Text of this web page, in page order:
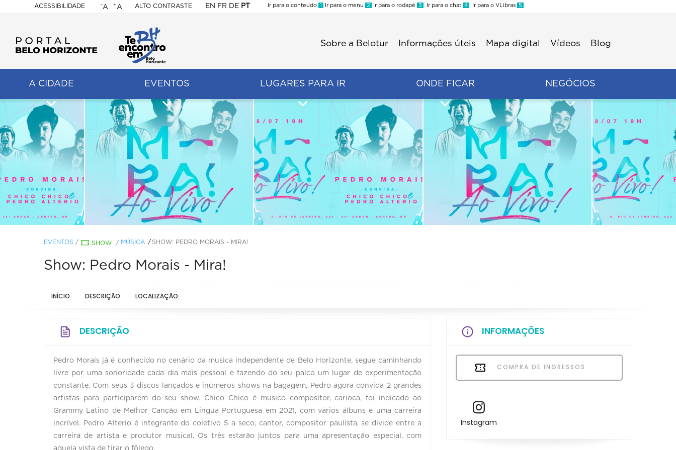
ACESSIBILIDADE
BELO
HORIZONTE
-A +A ALTO CONTRASTE EN FR DE PT
Ir para o conteúdo 1 Ir para o menu 2 Ir para o rodapé 3 Ir para o chat 4 Ir para o VLibras 5
Sobre a Belotur Informações úteis Mapa digital Vídeos Blog
A CIDADE EVENTOS LUGARES PARA IR ONDE FICAR NEGÓCIOS
EVENTOS / SHOW / MÚSICA SHOW: PEDRO MORAIS - MIRA!
Show: Pedro Morais - Mira!
INÍCIO DESCRIÇÃO LOCALIZAÇÃO
DESCRIÇÃO
Pedro Morais já é conhecido no cenário da musica independente de Belo Horizonte, segue caminhando
livre por uma sonoridade cada dia mais pessoal e fazendo do seu palco um lugar de experimentação
constante. Com seus 3 discos lançados e inúmeros shows na bagagem, Pedro agora convida 2 grandes
artistas para participarem do seu show. Chico Chico é musico compositor, carioca, foi indicado ao
Grammy Latino de Melhor Canção em Lingua Portuguesa em 2021, com vários álbuns e uma carreira
incrível. Pedro Alterio é integrante do coletivo 5 a seco, cantor, compositor paulista, se divide entre a
carreira de artista e produtor musical. Os três estarão juntos para uma apresentação especial, com
aquela vista de tirar o fôlego.
INFORMAÇÕES
COMPRA DE INGRESSOS
Instagram